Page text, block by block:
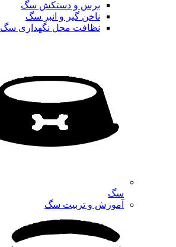
برس و دستکش سگ
ناخن گیر و انبر سگ
نظافت محل نگهداری سگ
سگ
آموزش و تربیت سگ